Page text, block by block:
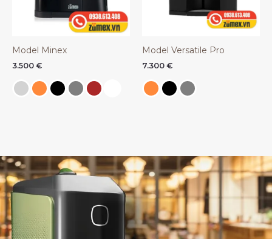
Model Minex
3.500 €
Model Versatile Pro
7.300 €